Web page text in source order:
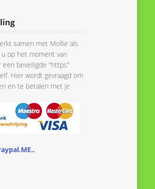
samen met Mollie als
op het moment van
beveiligde "https"
Hier wordt gevraagd om
en te betalen met je